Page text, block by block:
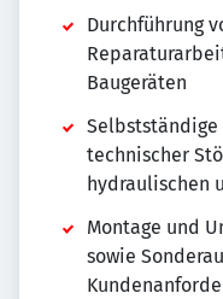
Durchführung
Baugeräten
Selbstständige
technischer
hydraulischen
Montage und
sowie